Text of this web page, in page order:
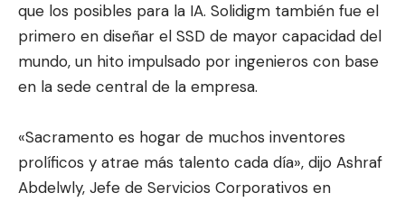
que los posibles para la IA. Solidigm también fue el
primero en diseñar el SSD de mayor capacidad del
mundo, un hito impulsado por ingenieros con base
en la sede central de la empresa.
«Sacramento es hogar de muchos inventores
prolíficos y atrae más talento cada día», dijo Ashraf
Abdelwly, Jefe de Servicios Corporativos en